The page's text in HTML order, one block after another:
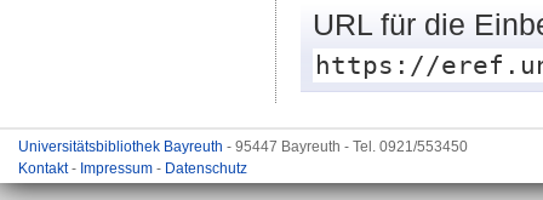
URL für die
https://
Universitätsbibliothek Bayreuth - 95447 Bayreuth - Tel. 0921/553450
Kontakt- Impressum - Datenschutz